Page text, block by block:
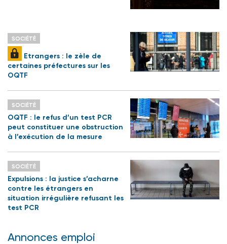
SOCIÉTÉ
Etrangers : le zèle de
certaines préfectures sur les
OQTF
SOCIÉTÉ
OQTF : le refus d’un test PCR
peut constituer une obstruction
à l’exécution de la mesure
SOCIÉTÉ
Expulsions : la justice s’acharne
contre les étrangers en
situation irrégulière refusant les
test PCR
Annonces emploi